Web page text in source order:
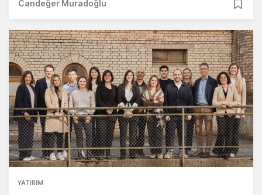
Candeğer Muradoğlu
YATIRIM